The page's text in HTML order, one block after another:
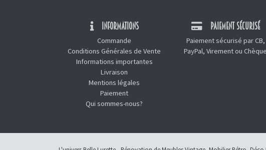
INFORMATIONS
Commande
Conditions Générales de Vente
Informations importantes
Livraison
Mentions légales
Paiement
Qui sommes-nous?
PAIEMENT SÉCURISÉ
Paiement sécurisé par CB,
PayPal, Virement ou Chèque